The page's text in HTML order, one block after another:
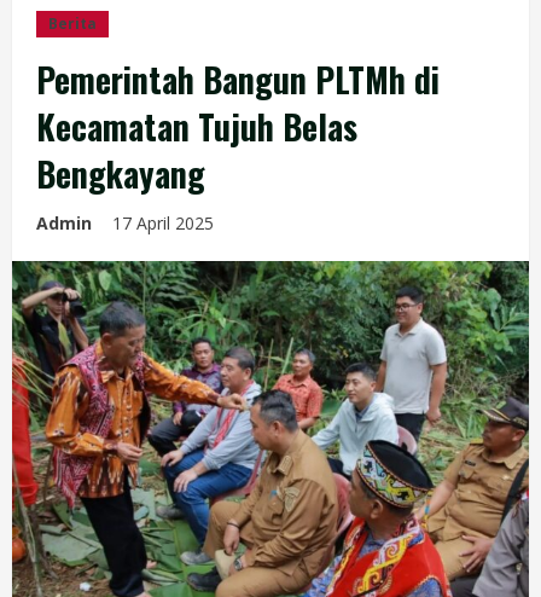
Berita
Pemerintah Bangun PLTMh di
Kecamatan Tujuh Belas
Bengkayang
Admin 17 April 2025